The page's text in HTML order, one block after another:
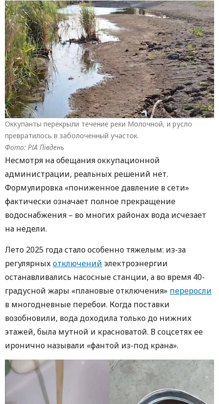
Оккупанты перекрыли течение реки Молочной, и русло
превратилось в заболоченный участок.
Фото: РІА Південь
Несмотря на обещания оккупационной
администрации, реальных решений нет.
Формулировка «пониженное давление в сети»
фактически означает полное прекращение
водоснабжения – во многих районах вода исчезает
на недели.
Лето 2025 года стало особенно тяжелым: из-за
регулярныхотключений электроэнергии
останавливались насосные станции, а во время 40-
градусной жары «плановые отключения» переросли
в многодневные перебои. Когда поставки
возобновили, вода доходила только до нижних
этажей, была мутной и красноватой. В соцсетях ее
иронично называли «фантой из-под крана».